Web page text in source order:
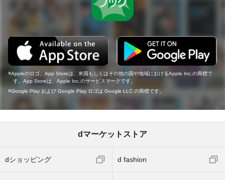
Appleのロゴ、App Storeは、米国もしくはその他の国や地域におけるApple Inc.の商標で
す。App Storeは、Apple Inc.のサービスマークです。
Google Play および Google Play ロゴは Google LLC の商標です。
dマーケットストア
dショッピング d fashion